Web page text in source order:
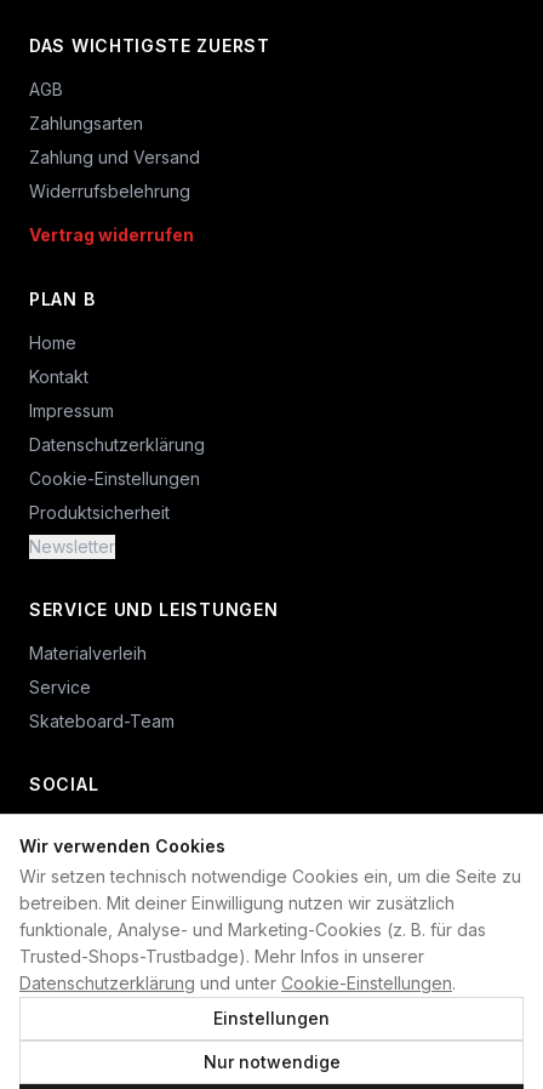
Wir verwenden Cookies
Wir setzen technisch notwendige Cookies ein, um die Seite zu
betreiben. Mit deiner Einwilligung nutzen wir zusätzlich
funktionale, Analyse- und Marketing-Cookies (z. B. für das
Trusted-Shops-Trustbadge). Mehr Infos in unserer
Datenschutzerklärung und unter Cookie-Einstellungen.
Einstellungen
Nur notwendige
DAS WICHTIGSTE ZUERST
AGB
Zahlungsarten
Zahlung und Versand
Widerrufsbelehrung
Vertrag widerrufen
PLAN B
Home
Kontakt
Impressum
Datenschutzerklärung
Cookie-Einstellungen
Produktsicherheit
Newsletter
SERVICE UND LEISTUNGEN
Materialverleih
Service
Skateboard-Team
SOCIAL
+49 234 687 00 38
shop@plan-b-funsport.de
Sichere Zahlung mit:
©2026Plan B. Alle Rechte vorbehalten.